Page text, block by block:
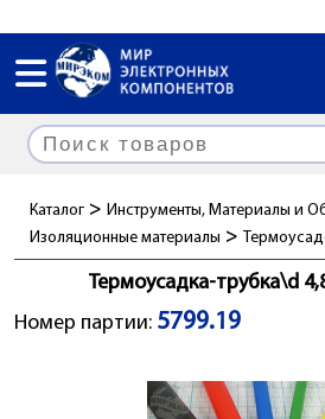
Каталог > Инструменты, Материалы и
Изоляционные материалы >
Термоусадка-трубка\d
Номер партии: 5799.19